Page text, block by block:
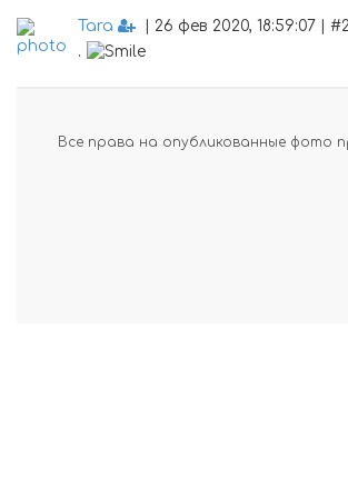
Tara
| 26 фев 2020, 18:59:07 | #2
.
Все права на опубликованные фото